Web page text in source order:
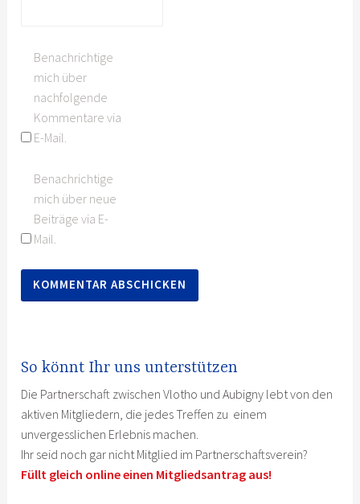
Benachrichtige
mich über
nachfolgende
Kommentare via
E-Mail.
Benachrichtige
mich über neue
Beiträge via E-
Mail.
So könnt Ihr uns unterstützen
Die Partnerschaft zwischen Vlotho und Aubigny lebt von den
aktiven Mitgliedern, die jedes Treffen zu einem
unvergesslichen Erlebnis machen.
Ihr seid noch gar nicht Mitglied im Partnerschaftsverein?
Füllt gleich online einen Mitgliedsantrag aus!